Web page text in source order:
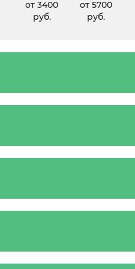
от 3400
руб.
от 5700
руб.